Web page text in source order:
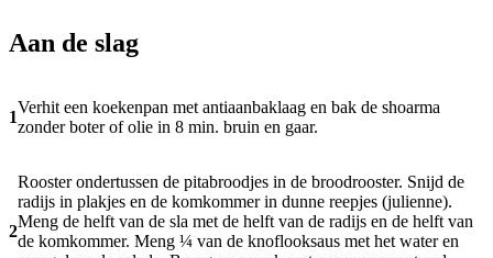
Aan de slag
1
Verhit een koekenpan met antiaanbaklaag en bak de shoarma
zonder boter of olie in 8 min. bruin en gaar.
2
Rooster ondertussen de pitabroodjes in de broodrooster. Snijd de
radijs in plakjes en de komkommer in dunne reepjes (julienne).
Meng de helft van de sla met de helft van de radijs en de helft van
de komkommer. Meng ¼ van de knoflooksaus met het water en